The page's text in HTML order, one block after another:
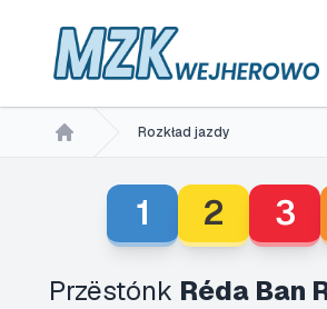
Rozkład jazdy
1 2 3
Przëstónk Réda Ban